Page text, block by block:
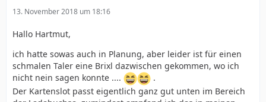
13. November 2018 um 18:16
Hallo Hartmut,
ich hatte sowas auch in Planung, aber leider ist für einen
schmalen Taler eine Brixl dazwischen gekommen, wo ich
nicht nein sagen konnte ....
.
Der Kartenslot passt eigentlich ganz gut unten im Bereich